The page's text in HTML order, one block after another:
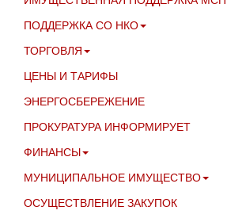
ПОДДЕРЖКА СО НКО
ТОРГОВЛЯ
ЦЕНЫ И ТАРИФЫ
ЭНЕРГОСБЕРЕЖЕНИЕ
ПРОКУРАТУРА ИНФОРМИРУЕТ
ФИНАНСЫ
МУНИЦИПАЛЬНОЕ ИМУЩЕСТВО
ОСУЩЕСТВЛЕНИЕ ЗАКУПОК